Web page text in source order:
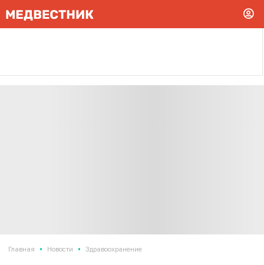
Главная • Новости • Здравоохранение